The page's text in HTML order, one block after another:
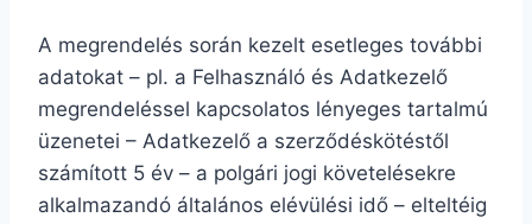
A megrendelés során kezelt esetleges további
adatokat – pl. a Felhasználó és Adatkezelő
megrendeléssel kapcsolatos lényeges tartalmú
üzenetei – Adatkezelő a szerződéskötéstől
számított 5 év – a polgári jogi követelésekre
alkalmazandó általános elévülési idő – elteltéig